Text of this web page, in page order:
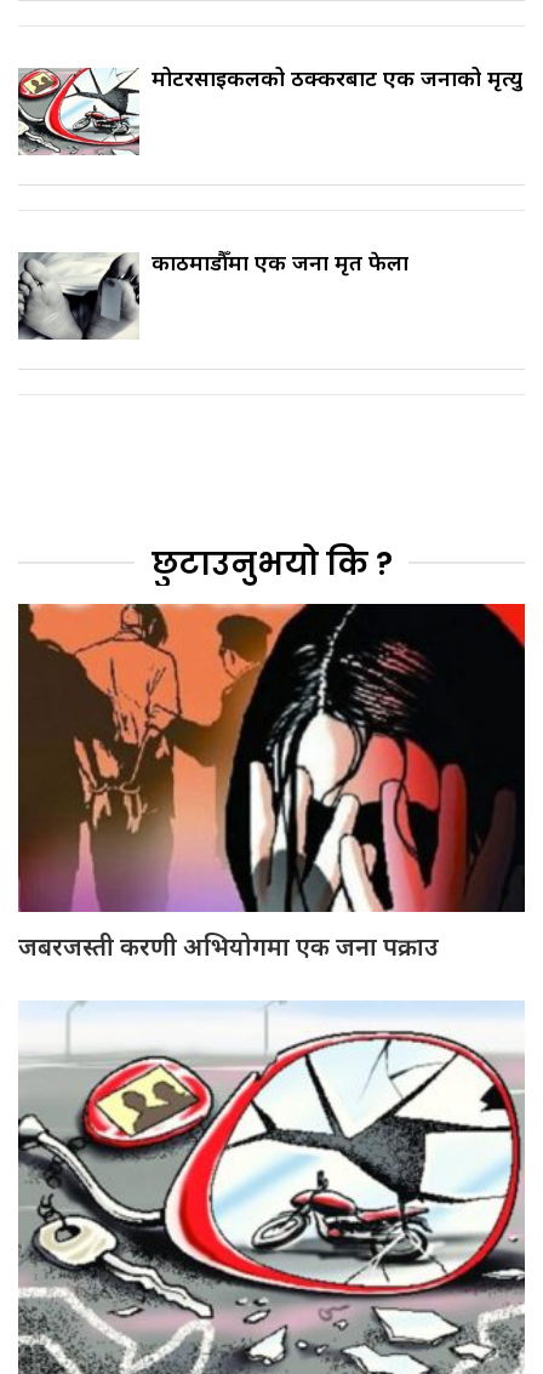
मोटरसाइकलको ठक्करबाट एक जनाको मृत्यु
काठमाडौँमा एक जना मृत फेला
छुटाउनुभयो कि ?
जबरजस्ती करणी अभियोगमा एक जना पक्राउ